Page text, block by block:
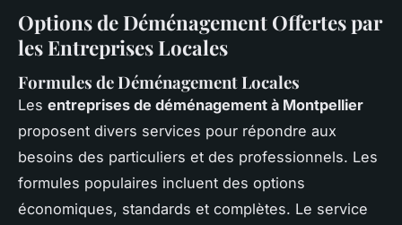
Options de Déménagement Offertes par
les Entreprises Locales
Formules de Déménagement Locales
Les entreprises de déménagement à Montpellier
proposent divers services pour répondre aux
besoins des particuliers et des professionnels. Les
formules populaires incluent des options
économiques, standards et complètes. Le service